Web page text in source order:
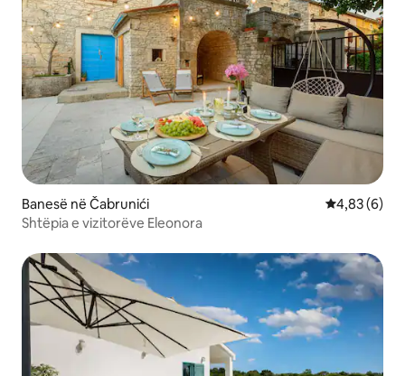
Banesë në Čabrunići Vlerësimi
4,83 (6)
Shtëpia e vizitorëve Eleonora